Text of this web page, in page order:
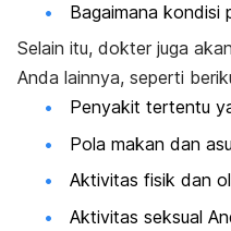
Bagaimana kondisi
Selain itu, dokter juga
Anda lainnya, seperti
Penyakit tertentu
Pola makan dan
Aktivitas fisik dan
Aktivitas seksual